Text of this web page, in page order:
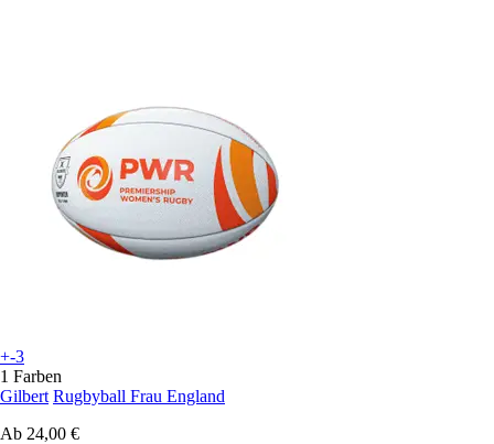
+-3
1 Farben
Gilbert Rugbyball Frau England
Ab 24,00 €